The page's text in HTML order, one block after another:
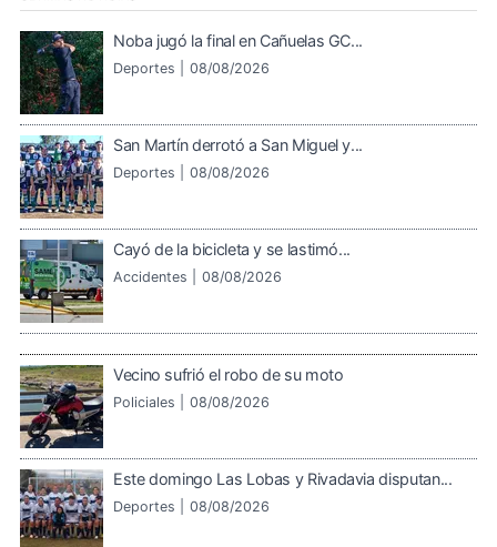
Noba jugó la final en Cañuelas GC...
Deportes | 08/08/2026
San Martín derrotó a San Miguel y...
Deportes | 08/08/2026
Cayó de la bicicleta y se lastimó...
Accidentes | 08/08/2026
Vecino sufrió el robo de su moto
Policiales | 08/08/2026
Este domingo Las Lobas y Rivadavia disputan...
Deportes | 08/08/2026